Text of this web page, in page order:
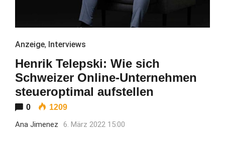
Anzeige, Interviews
Henrik Telepski: Wie sich
Schweizer Online-Unternehmen
steueroptimal aufstellen
0 1209
Ana Jimenez 6. März 2022 15:00